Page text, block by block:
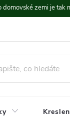
zemi je